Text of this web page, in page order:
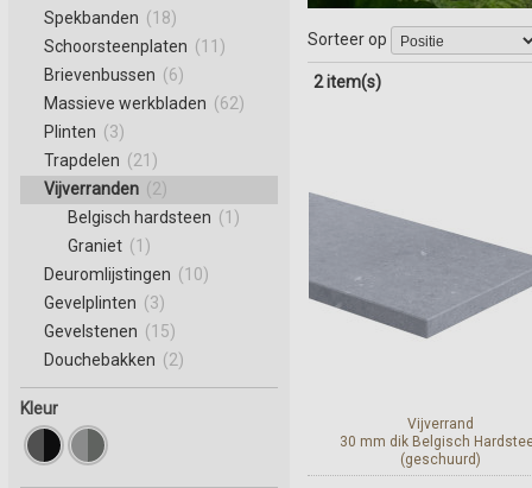
Sorteer op
2 item(s)
Vijverrand
30 mm dik Belgisch
(geschuurd)
Spekbanden (18)
Schoorsteenplaten (11)
Brievenbussen (6)
Massieve werkbladen (62)
Plinten (3)
Trapdelen (21)
Vijverranden (2)
Belgisch hardsteen (1)
Graniet (1)
Deuromlijstingen (10)
Gevelplinten (3)
Gevelstenen (15)
Douchebakken (2)
Kleur